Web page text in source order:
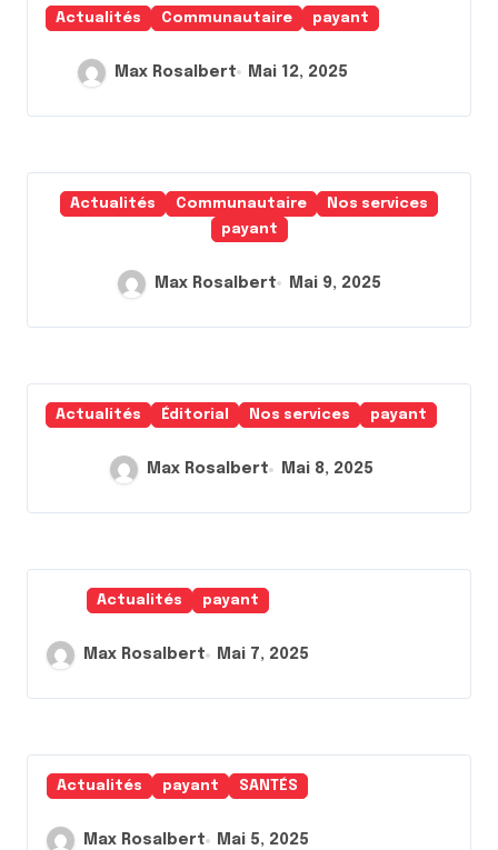
Actualités Communautaire payant
Max Rosalbert Mai 12, 2025
Actualités Communautaire
Nos services
payant
Max Rosalbert Mai 9, 2025
Actualités Éditorial Nos services payant
Max Rosalbert Mai 8, 2025
Actualités payant
Max Rosalbert Mai 7, 2025
Actualités payant SANTÉS
Max Rosalbert Mai 5, 2025